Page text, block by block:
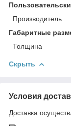
Производитель
Габаритные
Толщина
Скрыть
Условия
Доставка